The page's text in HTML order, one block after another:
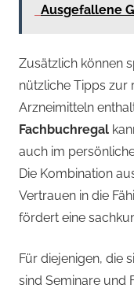
Ausgefallene
Zusätzlich können
nützliche Tipps zur
Arzneimitteln
Fachbuchregal
auch im
Die Kombination
Vertrauen in die
fördert eine
Für diejenigen, die
sind Seminare und